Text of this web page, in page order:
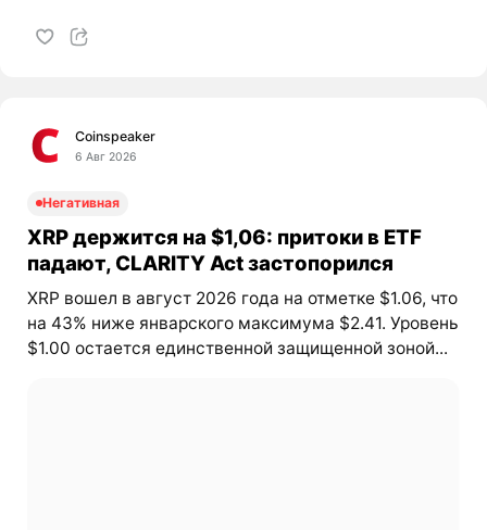
Coinspeaker
6 Авг 2026
Негативная
XRP держится на $1,06: притоки в ETF
падают, CLARITY Act застопорился
XRP вошел в август 2026 года на отметке $1.06, что
на 43% ниже январского максимума $2.41. Уровень
$1.00 остается единственной защищенной зоной...